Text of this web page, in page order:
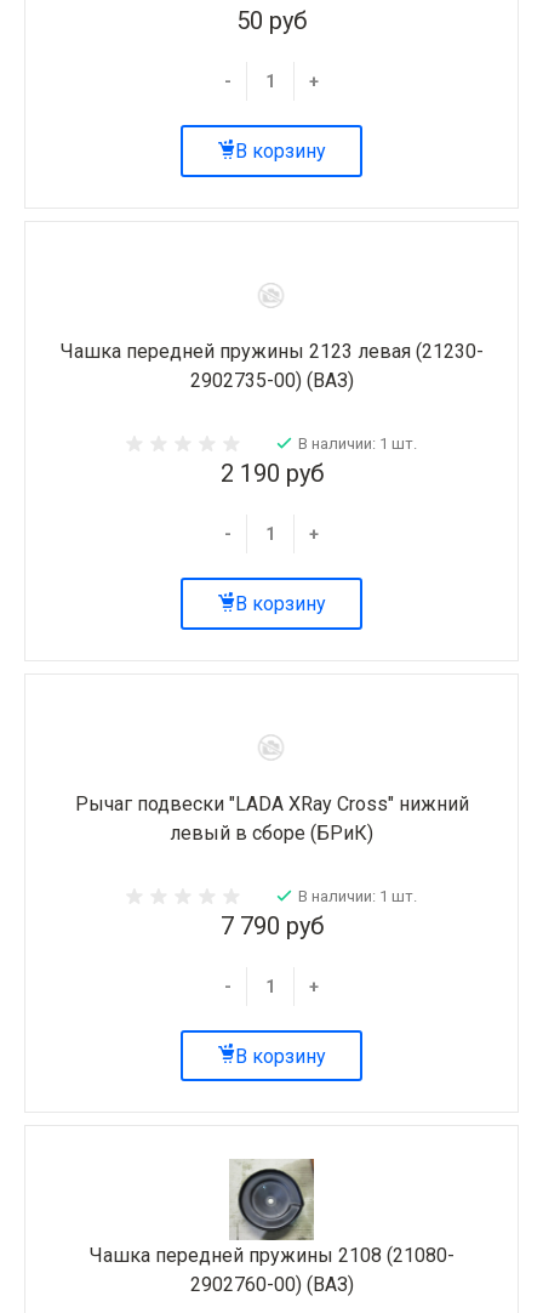
50 руб
- +
В корзину
Чашка передней пружины 2123 левая (21230-
2902735-00) (ВАЗ)
В наличии: 1 шт.
2 190 руб
- +
В корзину
Рычаг подвески "LADA XRay Cross" нижний
левый в сборе (БРиК)
В наличии: 1 шт.
7 790 руб
- +
В корзину
Чашка передней пружины 2108 (21080-
2902760-00) (ВАЗ)